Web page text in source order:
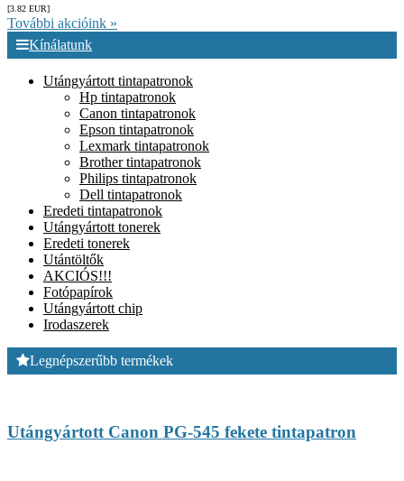
[3.82 EUR]
További akcióink »
Kínálatunk
Utángyártott tintapatronok
Hp tintapatronok
Canon tintapatronok
Epson tintapatronok
Lexmark tintapatronok
Brother tintapatronok
Philips tintapatronok
Dell tintapatronok
Eredeti tintapatronok
Utángyártott tonerek
Eredeti tonerek
Utántöltők
AKCIÓS!!!
Fotópapírok
Utángyártott chip
Irodaszerek
Legnépszerűbb termékek
Utángyártott Canon PG-545 fekete tintapatron